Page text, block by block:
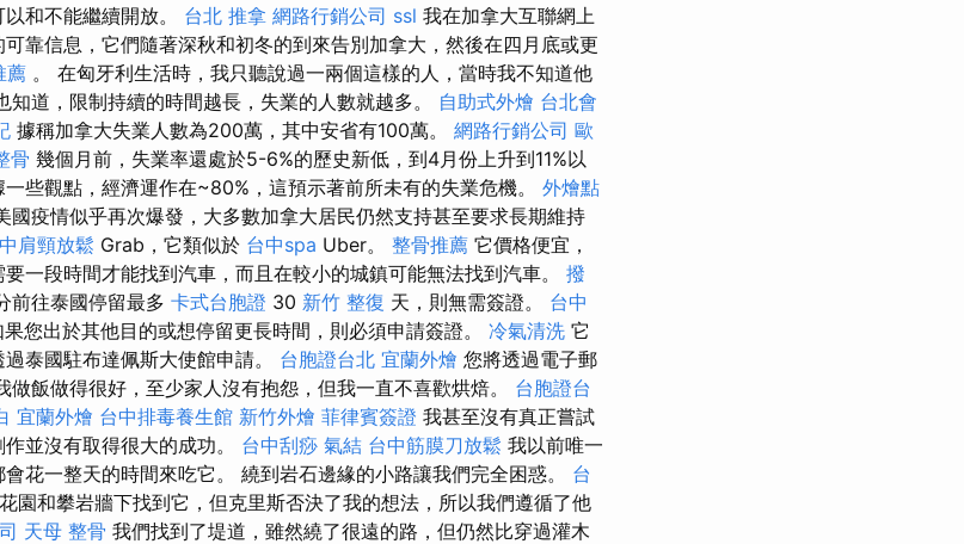
和不能繼續開放。 台北 推拿 網路行銷公司 ssl 我在加拿大互聯網上
靠信息，它們隨著深秋和初冬的到來告別加拿大，然後在四月底或更
薦 。 在匈牙利生活時，我只聽說過一兩個這樣的人，當時我不知道他
道，限制持續的時間越長，失業的人數就越多。
自助式外燴 台北會
據稱加拿大失業人數為200萬，其中安省有100萬。 網路行銷公司 歐
骨 幾個月前，失業率還處於5-6%的歷史新低，到4月份上升到11%以
些觀點，經濟運作在~80%，這預示著前所未有的失業危機。 外燴點
國疫情似乎再次爆發，大多數加拿大居民仍然支持甚至要求長期維持
肩頸放鬆 Grab，它類似於 台中spa Uber。 整骨推薦 它價格便宜，
一段時間才能找到汽車，而且在較小的城鎮可能無法找到汽車。 撥
前往泰國停留最多 卡式台胞證 30 新竹 整復 天，則無需簽證。 台中
您出於其他目的或想停留更長時間，則必須申請簽證。 冷氣清洗 它
泰國駐布達佩斯大使館申請。 台胞證台北 宜蘭外燴 您將透過電子郵
飯做得很好，至少家人沒有抱怨，但我一直不喜歡烘焙。 台胞證台
宜蘭外燴 台中排毒養生館 新竹外燴 菲律賓簽證 我甚至沒有真正嘗試
並沒有取得很大的成功。 台中刮痧 氣結 台中筋膜刀放鬆 我以前唯一
花一整天的時間來吃它。 繞到岩石邊緣的小路讓我們完全困惑。 台
園和攀岩牆下找到它，但克里斯否決了我的想法，所以我們遵循了他
天母 整骨 我們找到了堤道，雖然繞了很遠的路，但仍然比穿過灌木